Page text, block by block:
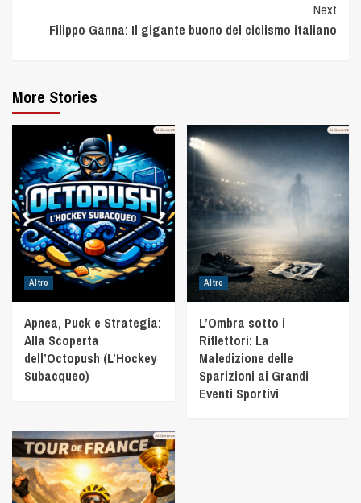
Next
Filippo Ganna: Il gigante buono del ciclismo italiano
More Stories
Altro
Apnea, Puck e Strategia:
Alla Scoperta
dell’Octopush (L’Hockey
Subacqueo)
Altro
L’Ombra sotto i
Riflettori: La
Maledizione delle
Sparizioni ai Grandi
Eventi Sportivi